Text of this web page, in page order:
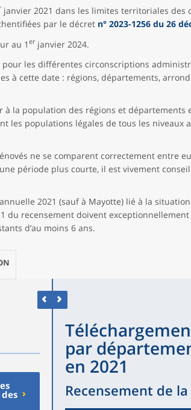
janvier 2021 dans les limites territoriales des
par le décret n° 2023-1256 du 26
au 1 erjanvier 2024.
les différentes circonscriptions
à cette date : régions, départements,
à la population des régions et départements
les populations légales de tous les niveaux
ne se comparent correctement entre
période plus courte, il est vivement
2021 (sauf à Mayotte) lié à la
du recensement doivent
d’au moins 6 ans.
par
en 2021
Recensement de